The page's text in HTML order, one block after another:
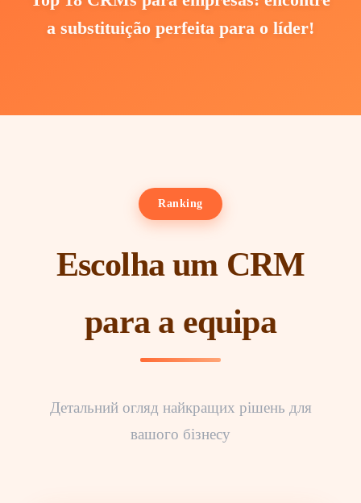
a substituição perfeita para o líder!
Ranking
Escolha um CRM
para a equipa
Детальний огляд найкращих рішень для
вашого бізнесу